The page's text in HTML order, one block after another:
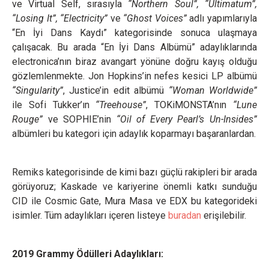
ve Virtual Self, sırasıyla “Northern Soul”, “Ultimatum”,
“Losing It”, “Electricity” ve “Ghost Voices”adlı yapımlarıyla
“En İyi Dans Kaydı” kategorisinde sonuca ulaşmaya
çalışacak. Bu arada “En İyi Dans Albümü” adaylıklarında
electronica’nın biraz avangart yönüne doğru kayış olduğu
gözlemlenmekte. Jon Hopkins’in nefes kesici LP albümü
“Singularity”, Justice’in edit albümü “Woman Worldwide”
ile Sofi Tukker’ın “Treehouse”, TOKiMONSTA’nın “Lune
Rouge” ve SOPHIE’nin “Oil of Every Pearl’s Un-Insides”
albümleri bu kategori için adaylık koparmayı başaranlardan.
Remiks kategorisinde de kimi bazı güçlü rakipleri bir arada
görüyoruz; Kaskade ve kariyerine önemli katkı sunduğu
CID ile Cosmic Gate, Mura Masa ve EDX bu kategorideki
isimler. Tüm adaylıkları içeren listeye buradan erişilebilir.
2019 Grammy Ödülleri Adaylıkları: